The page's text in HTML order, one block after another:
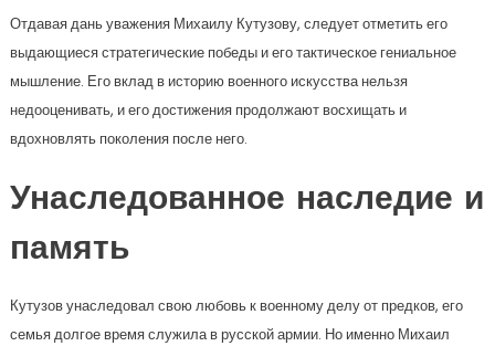
Отдавая дань уважения Михаилу Кутузову, следует отметить его
выдающиеся стратегические победы и его тактическое гениальное
мышление. Его вклад в историю военного искусства нельзя
недооценивать, и его достижения продолжают восхищать и
вдохновлять поколения после него.
Унаследованное наследие и
память
Кутузов унаследовал свою любовь к военному делу от предков, его
семья долгое время служила в русской армии. Но именно Михаил